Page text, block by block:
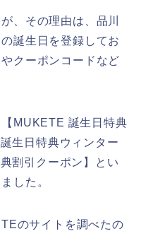
、その理由は、品川
誕生日を登録してお
クーポンコードなど
MUKETE 誕生日特典
生日特典ウィンター
割引クーポン】とい
した。
のサイトを調べたの